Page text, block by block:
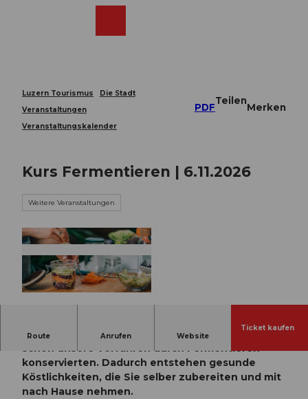
Luzern Tourismus
Die Stadt
Veranstaltungen
Veranstaltungskalender
PDF
Teilen
Merken
Kurs Fermentieren | 6.11.2026
Weitere Veranstaltungen
Route Anrufen Website
Ticket kaufen
Die Gärten der Biosphäre geben vieles her, das
schon unsere Vorfahren durch Fermentieren
konservierten. Dadurch entstehen gesunde
Köstlichkeiten, die Sie selber zubereiten und mit
nach Hause nehmen.